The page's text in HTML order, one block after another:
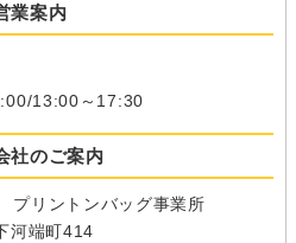
業案内
13:00～17:30
社のご案内
プリントンバッグ事業所
河端町414